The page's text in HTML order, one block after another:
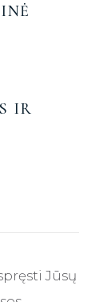
IR
Jūsų